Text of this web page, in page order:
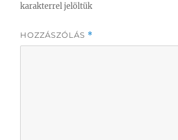
karakterrel jelöltük
HOZZÁSZÓLÁS *